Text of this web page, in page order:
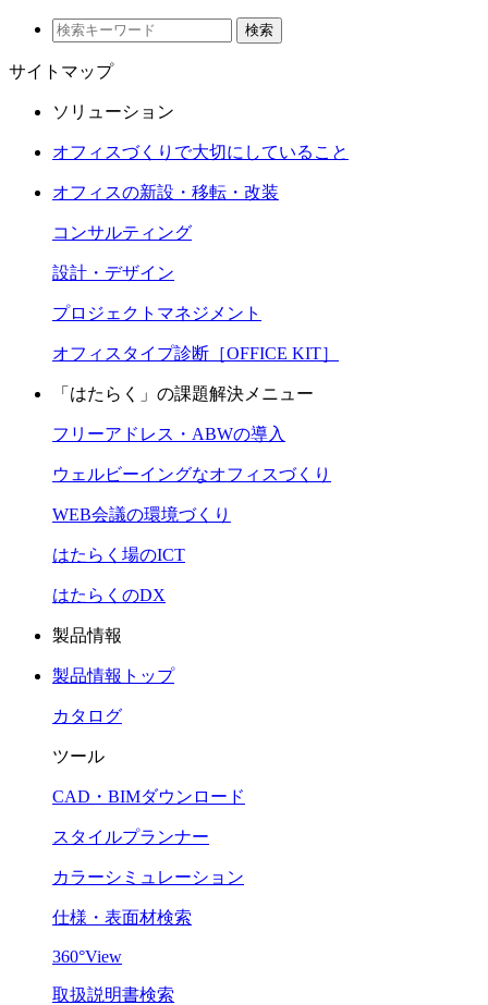
検索
サイトマップ
ソリューション
オフィスづくりで大切にしていること
オフィスの新設・移転・改装
コンサルティング
設計・デザイン
プロジェクトマネジメント
オフィスタイプ診断［OFFICE KIT］
「はたらく」の課題解決メニュー
フリーアドレス・ABWの導入
ウェルビーイングなオフィスづくり
WEB会議の環境づくり
はたらく場のICT
はたらくのDX
製品情報
製品情報トップ
カタログ
ツール
CAD・BIMダウンロード
スタイルプランナー
カラーシミュレーション
仕様・表面材検索
360°View
取扱説明書検索